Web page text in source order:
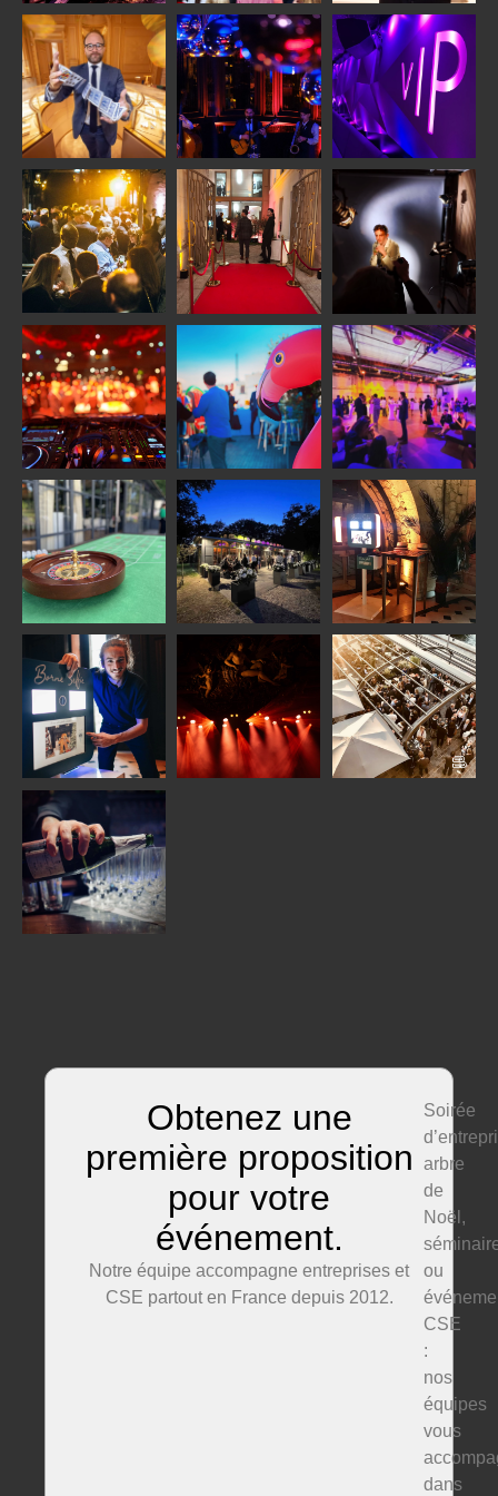
Obtenez une
première proposition
pour votre
événement.
Notre équipe accompagne entreprises et
CSE partout en France depuis 2012.
Soirée
arbre
de
Noël,
ou
CSE
:
nos
équipes
vous
dans